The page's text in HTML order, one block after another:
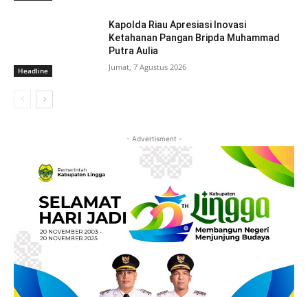
Headline
Kapolda Riau Apresiasi Inovasi
Ketahanan Pangan Bripda Muhammad
Putra Aulia
Jumat, 7 Agustus 2026
- Advertisment -